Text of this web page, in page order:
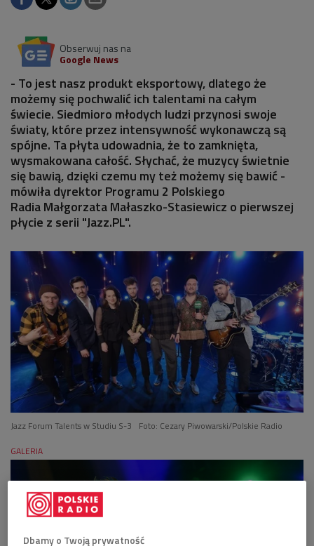
Obserwuj nas na
Google News
- To jest nasz produkt eksportowy, dlatego że
możemy się pochwalić ich talentami na całym
świecie. Siedmioro młodych ludzi przynosi swoje
światy, które przez intensywność wykonawczą są
spójne. Ta płyta udowadnia, że to zamknięta,
wysmakowana całość. Słychać, że muzycy świetnie
się bawią, dzięki czemu my też możemy się bawić -
mówiła dyrektor Programu 2 Polskiego
Radia Małgorzata Małaszko-Stasiewicz o pierwszej
płycie z serii "Jazz.PL".
Jazz Forum Talents w Studiu S-3
Foto: Cezary Piwowarski/Polskie Radio
GALERIA
Dbamy o Twoją prywatność